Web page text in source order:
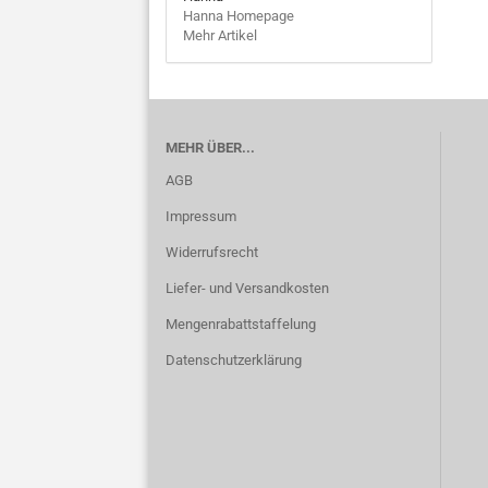
Hanna Homepage
Mehr Artikel
MEHR ÜBER...
AGB
Impressum
Widerrufsrecht
Liefer- und Versandkosten
Mengenrabattstaffelung
Datenschutzerklärung